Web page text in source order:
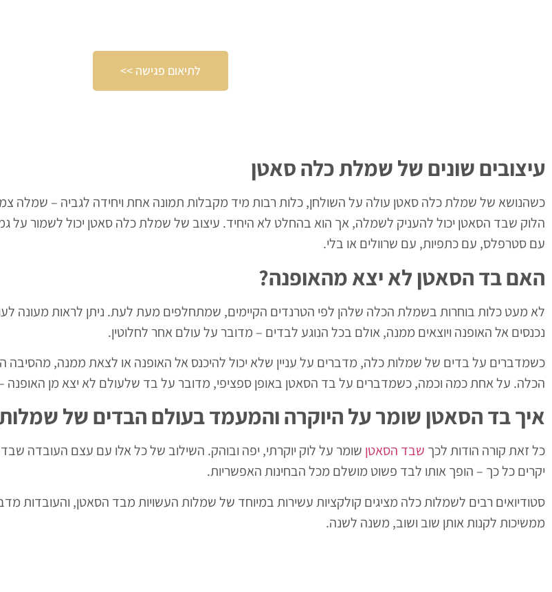
לתיאום פגישה >>
עיצובים שונים של שמלת כלה סאטן
כשהנושא של שמלת כלה סאטן עולה על השולחן, כלות רבות מיד מקבלות תמונה אחת ויחידה לגביה – שמלה
הלוק שבד הסאטן יכול להעניק לשמלה, אך הוא בהחלט לא היחיד. עיצוב של שמלת כלה סאטן יכול לשמור על
עם סטרפלס, עם כתפיות, עם שרוולים או בלי.
האם בד הסאטן לא יצא מהאופנה?
לא מעט כלות בוחרות בשמלת הכלה שלהן לפי הטרנדים הקיימים, שמתחלפים מעת לעת. ניתן לראות מעונה
נכנסים אל האופנה ויוצאים ממנה, אולם בכל הנוגע לבדים – מדובר על עולם אחר לחלוטין.
כשמדברים על בדים של שמלות כלה, מדברים על עניין שלא יכול להיכנס אל האופנה או לצאת ממנה,
הכלה. על אחת כמה וכמה, כשמדברים על בד הסאטן באופן ספציפי, מדובר על בד שלעולם לא יצא מן האופנה
איך בד הסאטן שומר על היוקרה והמעמד בעולם הבדים של
כל זאת קורה הודות לכך שבד הסאטן שומר על לוק יוקרתי, יפה ובוהק. השילוב של כל אלו עם עצם העובדה
יקרים כל כך – הופך אותו לבד פשוט מושלם מכל הבחינות האפשריות.
סטודיואים רבים לשמלות כלה מציגים קולקציות עשירות במיוחד של שמלות העשויות מבד הסאטן, והעובדות
ממשיכות לקנות אותן שוב ושוב, משנה לשנה.